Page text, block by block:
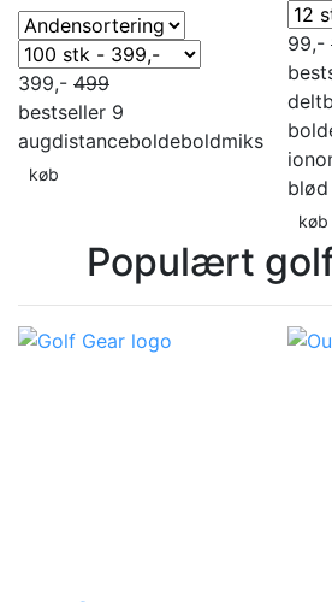
399,- 499
bestseller 9
augdistanceboldeboldmiks
køb
99,-
delt
blød
køb
Populært